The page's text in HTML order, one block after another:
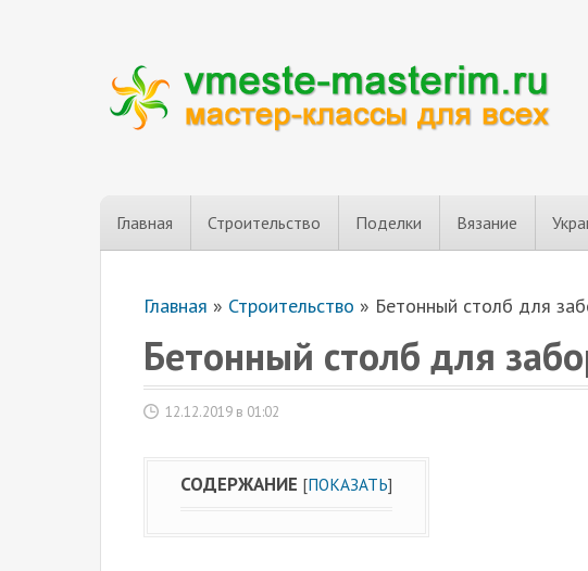
Главная Строительство Поделки Вязание
Главная » Строительство » Бетонный столб для
Бетонный столб для
12.12.2019 в 01:02
СОДЕРЖАНИЕ [ПОКАЗАТЬ]